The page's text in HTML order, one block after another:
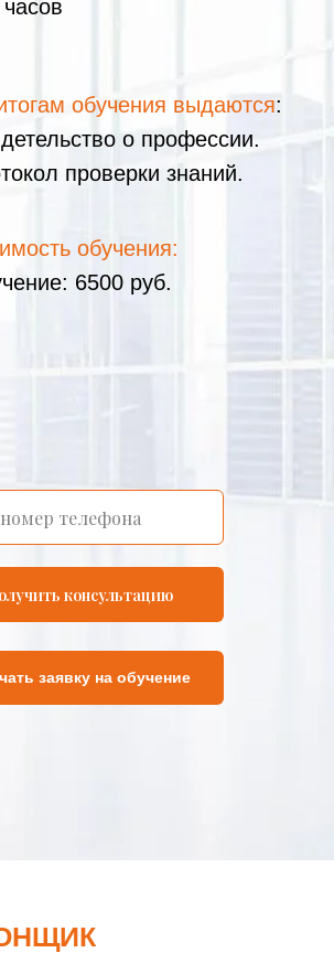
обучения выдаются:
о профессии.
проверки знаний.
обучения:
6500 руб.
консультацию
заявку на обучение